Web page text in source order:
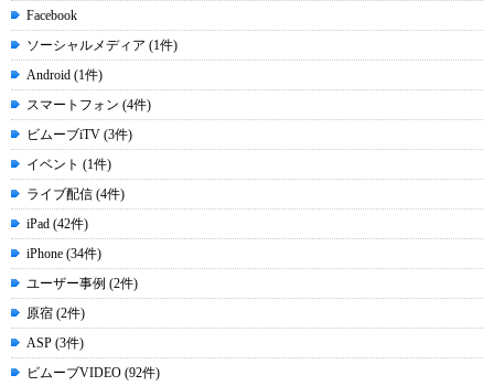
Facebook
ソーシャルメディア (1件)
Android (1件)
スマートフォン (4件)
ビムーブiTV (3件)
イベント (1件)
ライブ配信 (4件)
iPad (42件)
iPhone (34件)
ユーザー事例 (2件)
原宿 (2件)
ASP (3件)
ビムーブVIDEO (92件)